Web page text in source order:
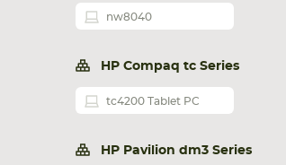
nw8040
HP Compaq tc Series
tc4200 Tablet PC
HP Pavilion dm3 Series